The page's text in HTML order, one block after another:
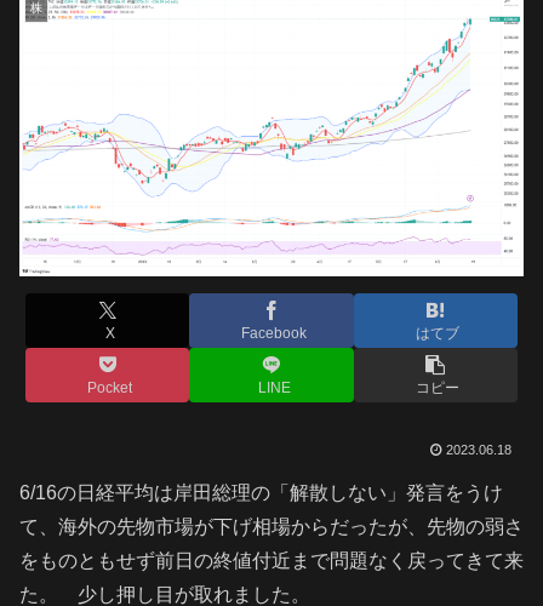
株
X Facebook はてブ
Pocket LINE コピー
2023.06.18
6/16の日経平均は岸田総理の「解散しない」発言をうけ
て、海外の先物市場が下げ相場からだったが、先物の弱さ
をものともせず前日の終値付近まで問題なく戻ってきて来
た。 少し押し目が取れました。